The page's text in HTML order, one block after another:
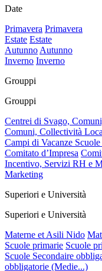
Date
Primavera Primavera
Estate Estate
AutunnoAutunno
Inverno Inverno
Grouppi
Grouppi
Centrei di Svago,
Comuni, Collectività
Campi di Vacanze
Comitato d’Impresa
Incentivo, Servizi RH e
Marketing
Superiori e Università
Superiori e Università
Materne et Asili Nido
Scuole primarie Scuole
Scuole Secondaire
obbligatorie (Medie...)